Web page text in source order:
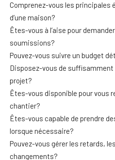
Comprenez-vous les principales
d’une maison?
Êtes-vous à l’aise pour
soumissions?
Pouvez-vous suivre un budget
Disposez-vous de suffisamment
projet?
Êtes-vous disponible pour vous
chantier?
Êtes-vous capable de prendre
lorsque nécessaire?
Pouvez-vous gérer les retards,
changements?